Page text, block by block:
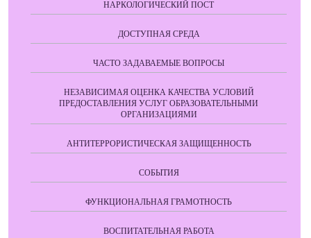
НАРКОЛОГИЧЕСКИЙ ПОСТ
ДОСТУПНАЯ СРЕДА
ЧАСТО ЗАДАВАЕМЫЕ ВОПРОСЫ
НЕЗАВИСИМАЯ ОЦЕНКА КАЧЕСТВА УСЛОВИЙ
ПРЕДОСТАВЛЕНИЯ УСЛУГ ОБРАЗОВАТЕЛЬНЫМИ
ОРГАНИЗАЦИЯМИ
АНТИТЕРРОРИСТИЧЕСКАЯ ЗАЩИЩЕННОСТЬ
СОБЫТИЯ
ФУНКЦИОНАЛЬНАЯ ГРАМОТНОСТЬ
ВОСПИТАТЕЛЬНАЯ РАБОТА